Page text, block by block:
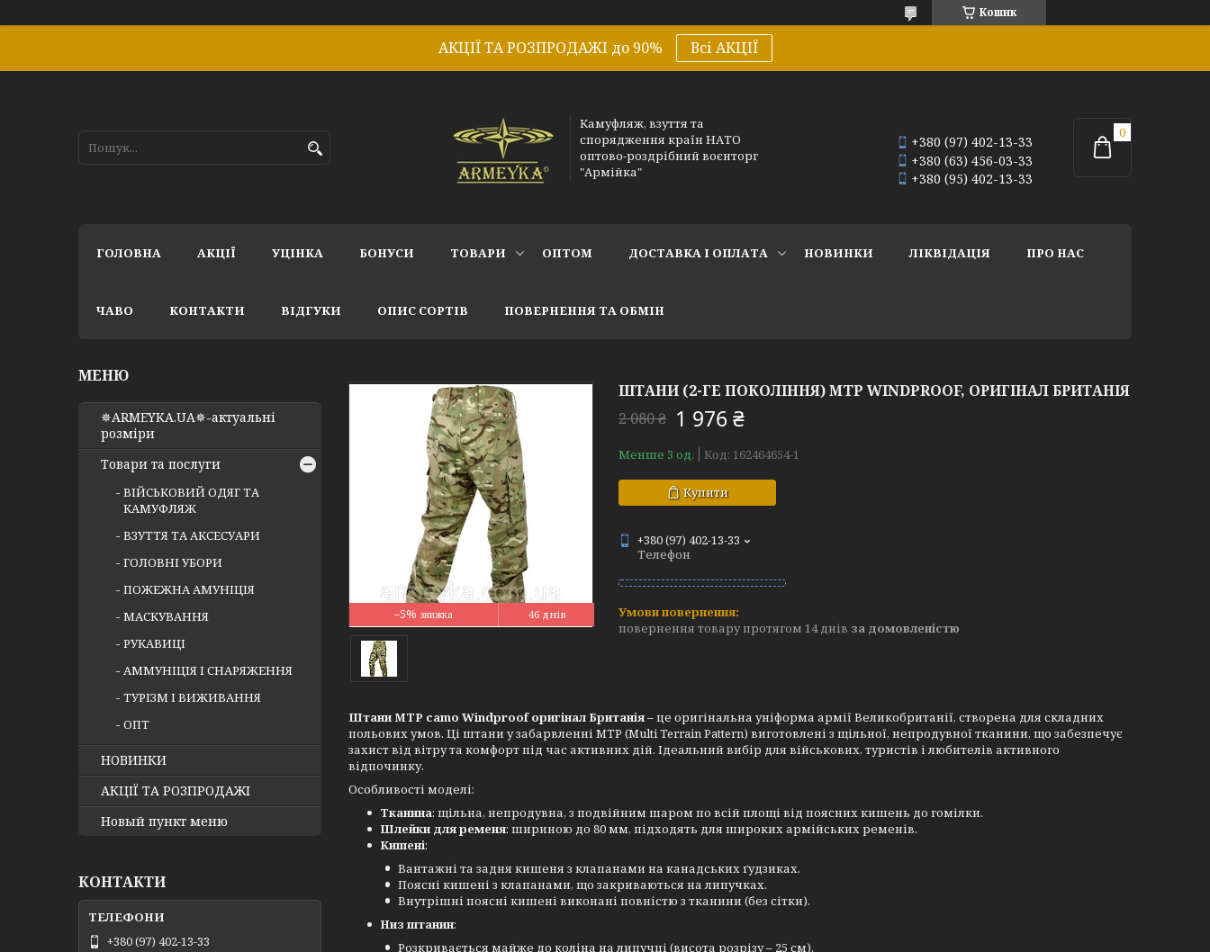
Кошик
АКЦІЇ ТА РОЗПРОДАЖІ до 90% Всі АКЦІЇ
Камуфляж, взуття та
спорядження країн НАТО
оптово-роздрібний воєнторг
"Армійка"
+380 (97) 402-13-33
+380 (63) 456-03-33
+380 (95) 402-13-33
ГОЛОВНА АКЦІЇ УЦІНКА БОНУСИ ТОВАРИ ОПТОМ ДОСТАВКА І ОПЛАТА НОВИНКИ ЛІКВІДАЦІЯ ПРО НАС
ЧАВО КОНТАКТИ ВІДГУКИ ОПИС СОРТІВ ПОВЕРНЕННЯ ТА ОБМІН
–5% 46 днів
ШТАНИ (2-ГЕ ПОКОЛІННЯ) MTP WINDPROOF, ОРИГІНАЛ БРИТАНІЯ
2 080 ₴ 1 976 ₴
Менше 3 од. Код: 162464654-1
Купити
+380 (97) 402-13-33
Телефон
повернення товару протягом 14 днів за домовленістю
Штани MTP camo Windproof оригінал Британія– це оригінальна уніформа армії Великобританії, створена для складних
польових умов. Ці штани у забарвленні MTP (Multi Terrain Pattern) виготовлені з щільної, непродувної тканини, що забезпечує
захист від вітру та комфорт під час активних дій. Ідеальний вибір для військових, туристів і любителів активного
відпочинку.
Особливості моделі:
Тканина: щільна, непродувна, з подвійним шаром по всій площі від поясних кишень до гомілки.
Шлейки для ременя: шириною до 80 мм, підходять для широких армійських ременів.
Кишені:
Вантажні та задня кишеня з клапанами на канадських ґудзиках.
Поясні кишені з клапанами, що закриваються на липучках.
Внутрішні поясні кишені виконані повністю з тканини (без сітки).
Низ штанин:
Розкривається майже до коліна на липучці (висота розрізу – 25 см).
✵ARMEYKA.UA✵-актуальні
розміри
Товари та послуги
ВІЙСЬКОВИЙ ОДЯГ ТА
КАМУФЛЯЖ
ВЗУТТЯ ТА АКСЕСУАРИ
ГОЛОВНІ УБОРИ
ПОЖЕЖНА АМУНІЦІЯ
МАСКУВАННЯ
РУКАВИЦІ
АММУНІЦІЯ І СНАРЯЖЕННЯ
ТУРІЗМ І ВИЖИВАННЯ
ОПТ
НОВИНКИ
АКЦІЇ ТА РОЗПРОДАЖІ
Новый пункт меню
КОНТАКТИ
+380 (97) 402-13-33